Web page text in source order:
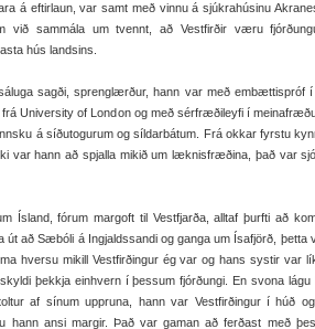
á eftirlaun, var samt með vinnu á sjúkrahúsinu
við sammála um tvennt, að Vestfirðir væru
hús landsins.
sagði, sprenglærður, hann var með
University of London og með sérfræðileyfi í
á síðutogurum og síldarbátum. Frá okkar fyrstu
var hann að spjalla mikið um læknisfræðina, það var
Ísland, fórum margoft til Vestfjarða, alltaf þurfti að
út að Sæbóli á Ingjaldssandi og ganga um Ísafjörð, þetta
hversu mikill Vestfirðingur ég var og hans systir var
þekkja einhvern í þessum fjórðungi. En svona lágu
af sínum uppruna, hann var Vestfirðingur í húð
hann ansi margir. Það var gaman að ferðast með